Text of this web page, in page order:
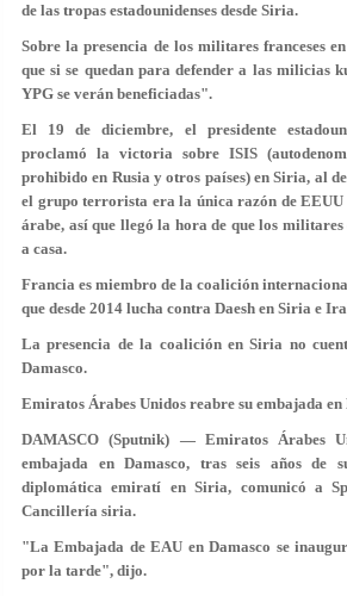
de las tropas estadounidenses desde Siria.
Sobre la presencia de los militares franceses
que si se quedan para defender a las milicias
YPG se verán beneficiadas".
El 19 de diciembre, el presidente
proclamó la victoria sobre ISIS
prohibido en Rusia y otros países) en Siria, al
el grupo terrorista era la única razón de EEUU
árabe, así que llegó la hora de que los militares
a casa.
Francia es miembro de la coalición
que desde 2014 lucha contra Daesh en Siria e
La presencia de la coalición en Siria no
Damasco.
Emiratos Árabes Unidos reabre su embajada en
DAMASCO (Sputnik) — Emiratos Árabes
embajada en Damasco, tras seis años de
diplomática emiratí en Siria, comunicó a
Cancillería siria.
"La Embajada de EAU en Damasco se
por la tarde", dijo.